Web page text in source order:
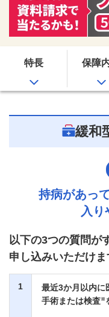
特長 保障
緩和
持病があっ
入り
以下の3つの質問が
申し込みいただけま
1
最近3か月以内に
手術または検査※